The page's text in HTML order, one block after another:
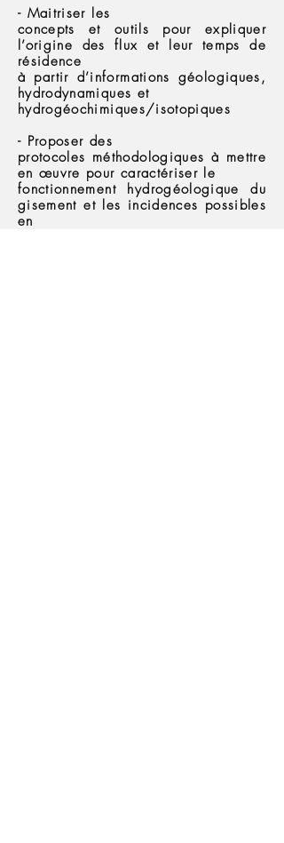
- Maitriser les
concepts et outils pour expliquer
l’origine des flux et leur temps de
résidence
à partir d’informations géologiques,
hydrodynamiques et
hydrogéochimiques/isotopiques
- Proposer des
protocoles méthodologiques à mettre
en œuvre pour caractériser le
fonctionnement hydrogéologique du
gisement et les incidences possibles
en